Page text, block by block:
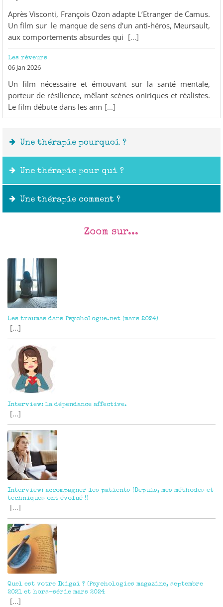
Après Visconti, François Ozon adapte L’Etranger de Camus.
Un film sur le manque de sens d'un anti-héros, Meursault,
aux comportements absurdes qui [...]
Les rêveurs
06 Jan 2026
Un film nécessaire et émouvant sur la santé mentale,
porteur de résilience, mêlant scènes oniriques et réalistes.
Le film débute dans les ann [...]
Une thérapie pourquoi ?
Une thérapie pour qui ?
Outils :
Une thérapie comment ?
Zoom sur...
Les traumas dans Psychologue.net (mars 2024)
[...]
Interview: la dépendance affective.
[...]
Interview: accompagner les patients (Depuis, mes méthodes et
techniques ont évolué !)
[...]
Quel est votre Ikigai ? (Psychologies magazine, septembre
2021 et hors-série mars 2024
[...]